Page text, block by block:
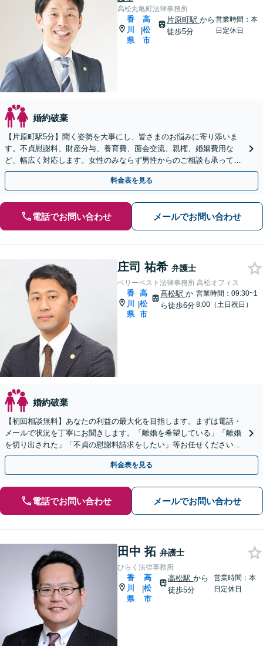
高松丸亀町法律事務所
香
川
県
|
高
松
市
片原町駅 から
徒歩5分
営業時間：本
日定休日
婚約破棄
【片原町駅5分】聞く姿勢を大事にし、皆さまのお悩みに寄り添いま
す。不貞慰謝料、財産分与、養育費、面会交流、親権、婚姻費用な
ど、幅広く対応します。女性のみならず男性からのご相談も承ってお
ります【夜間・休日面談可】【完全個室】
料金表を見る
電話でお問い合わせ メールでお問い合わせ
庄司 祐希 弁護士
ベリーベスト法律事務所 高松オフィス
香
川
県
|
高
松
市
高松駅か
ら徒歩6分
営業時間：09:30~1
8:00（土日祝日）
婚約破棄
【初回相談無料】あなたの利益の最大化を目指します。まずは電話・
メールで状況を丁寧にお聞きします。「離婚を希望している」「離婚
を切り出された」「不貞の慰謝料請求をしたい」等お任せください。
【リーズナブルな料金設定】
料金表を見る
電話でお問い合わせ メールでお問い合わせ
田中 拓 弁護士
ひらく法律事務所
香
川
県
|
高
松
市
高松駅から
徒歩5分
営業時間：本
日定休日